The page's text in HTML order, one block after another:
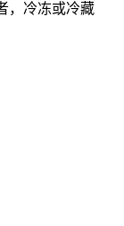
，冷冻或冷藏